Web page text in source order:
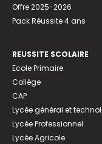
Offre 2025-2026
Pack Réussite 4 ans
REUSSITE SCOLAIRE
Ecole Primaire
Collège
CAP
Lycée général et
Lycée Professionnel
Lycée Agricole